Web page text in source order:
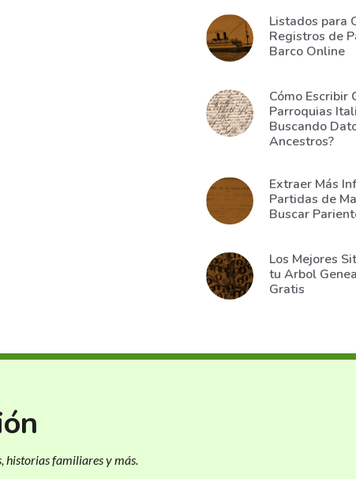
Listados para
Registros de
Barco Online
Cómo Escribir
Parroquias
Buscando
Ancestros?
Extraer Más
Partidas de
Buscar
Los Mejores
tu Arbol
Gratis
historias familiares y más.